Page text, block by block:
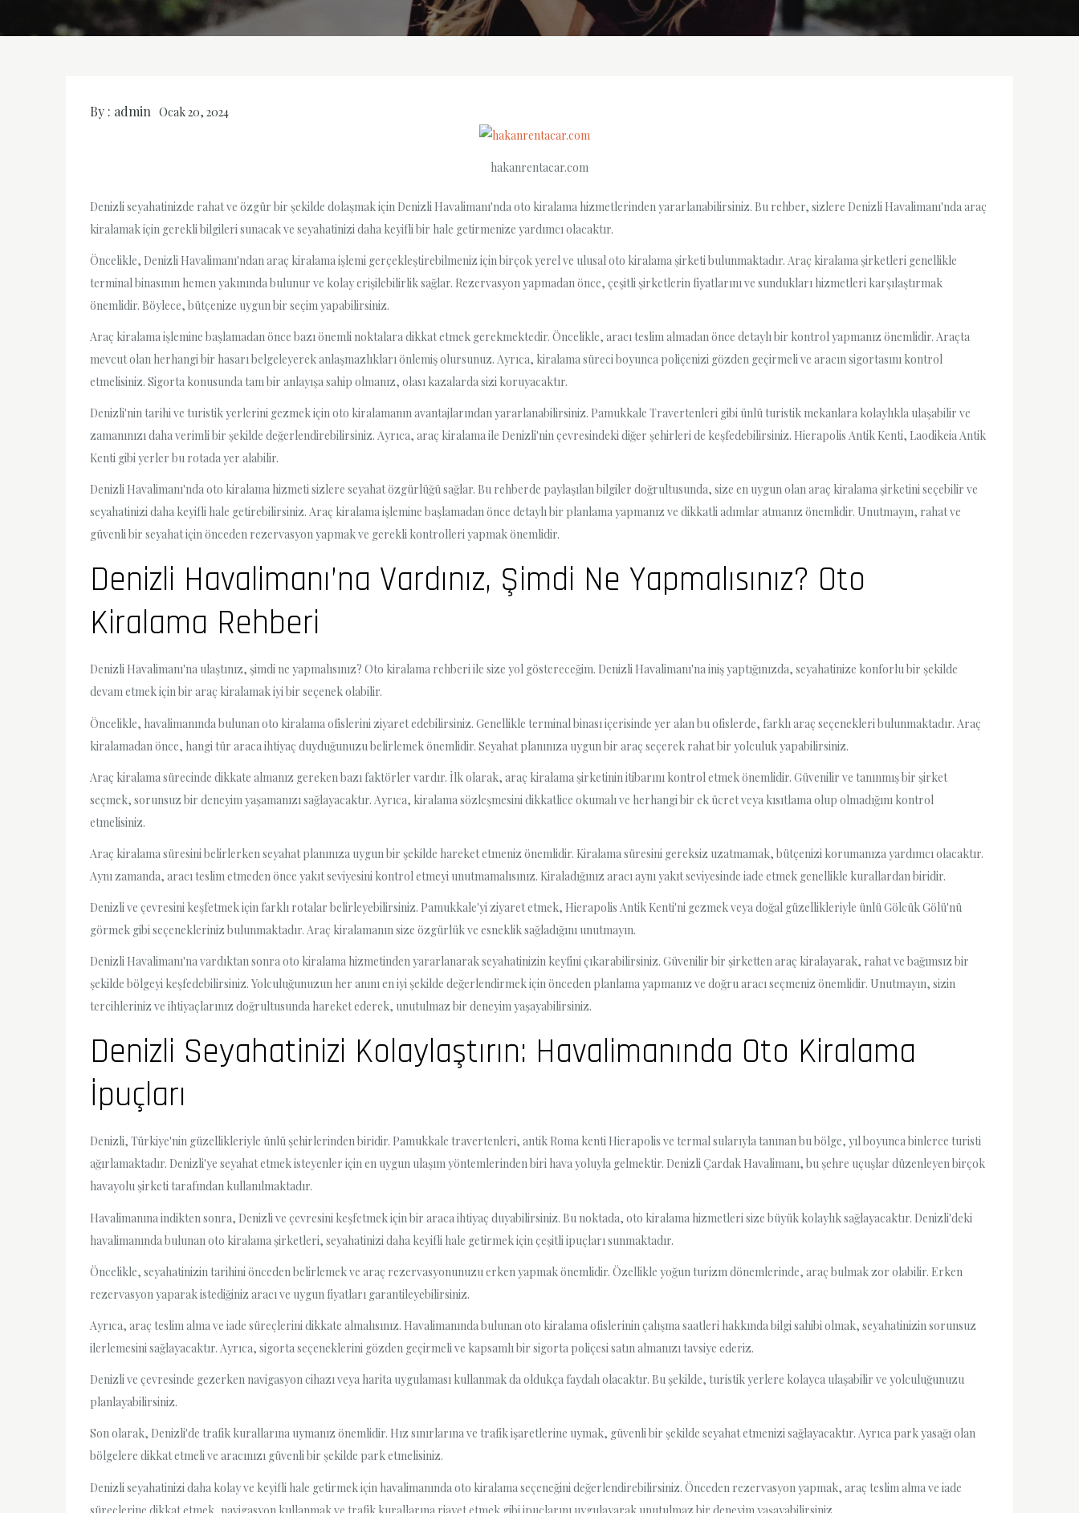
By : admin Ocak 20, 2024
hakanrentacar.com
Denizli seyahatinizde rahat ve özgür bir şekilde dolaşmak için Denizli Havalimanı'nda oto kiralama hizmetlerinden yararlanabilirsiniz. Bu rehber, sizlere Denizli Havalimanı'nda araç
kiralamak için gerekli bilgileri sunacak ve seyahatinizi daha keyifli bir hale getirmenize yardımcı olacaktır.
Öncelikle, Denizli Havalimanı'ndan araç kiralama işlemi gerçekleştirebilmeniz için birçok yerel ve ulusal oto kiralama şirketi bulunmaktadır. Araç kiralama şirketleri genellikle
terminal binasının hemen yakınında bulunur ve kolay erişilebilirlik sağlar. Rezervasyon yapmadan önce, çeşitli şirketlerin fiyatlarını ve sundukları hizmetleri karşılaştırmak
önemlidir. Böylece, bütçenize uygun bir seçim yapabilirsiniz.
Araç kiralama işlemine başlamadan önce bazı önemli noktalara dikkat etmek gerekmektedir. Öncelikle, aracı teslim almadan önce detaylı bir kontrol yapmanız önemlidir. Araçta
mevcut olan herhangi bir hasarı belgeleyerek anlaşmazlıkları önlemiş olursunuz. Ayrıca, kiralama süreci boyunca poliçenizi gözden geçirmeli ve aracın sigortasını kontrol
etmelisiniz. Sigorta konusunda tam bir anlayışa sahip olmanız, olası kazalarda sizi koruyacaktır.
Denizli'nin tarihi ve turistik yerlerini gezmek için oto kiralamanın avantajlarından yararlanabilirsiniz. Pamukkale Travertenleri gibi ünlü turistik mekanlara kolaylıkla ulaşabilir ve
zamanınızı daha verimli bir şekilde değerlendirebilirsiniz. Ayrıca, araç kiralama ile Denizli'nin çevresindeki diğer şehirleri de keşfedebilirsiniz. Hierapolis Antik Kenti, Laodikeia Antik
Kenti gibi yerler bu rotada yer alabilir.
Denizli Havalimanı'nda oto kiralama hizmeti sizlere seyahat özgürlüğü sağlar. Bu rehberde paylaşılan bilgiler doğrultusunda, size en uygun olan araç kiralama şirketini seçebilir ve
seyahatinizi daha keyifli hale getirebilirsiniz. Araç kiralama işlemine başlamadan önce detaylı bir planlama yapmanız ve dikkatli adımlar atmanız önemlidir. Unutmayın, rahat ve
güvenli bir seyahat için önceden rezervasyon yapmak ve gerekli kontrolleri yapmak önemlidir.
Denizli Havalimanı’na Vardınız, Şimdi Ne Yapmalısınız? Oto
Kiralama Rehberi
Denizli Havalimanı'na ulaştınız, şimdi ne yapmalısınız? Oto kiralama rehberi ile size yol göstereceğim. Denizli Havalimanı'na iniş yaptığınızda, seyahatinize konforlu bir şekilde
devam etmek için bir araç kiralamak iyi bir seçenek olabilir.
Öncelikle, havalimanında bulunan oto kiralama ofislerini ziyaret edebilirsiniz. Genellikle terminal binası içerisinde yer alan bu ofislerde, farklı araç seçenekleri bulunmaktadır. Araç
kiralamadan önce, hangi tür araca ihtiyaç duyduğunuzu belirlemek önemlidir. Seyahat planınıza uygun bir araç seçerek rahat bir yolculuk yapabilirsiniz.
Araç kiralama sürecinde dikkate almanız gereken bazı faktörler vardır. İlk olarak, araç kiralama şirketinin itibarını kontrol etmek önemlidir. Güvenilir ve tanınmış bir şirket
seçmek, sorunsuz bir deneyim yaşamanızı sağlayacaktır. Ayrıca, kiralama sözleşmesini dikkatlice okumalı ve herhangi bir ek ücret veya kısıtlama olup olmadığını kontrol
etmelisiniz.
Araç kiralama süresini belirlerken seyahat planınıza uygun bir şekilde hareket etmeniz önemlidir. Kiralama süresini gereksiz uzatmamak, bütçenizi korumanıza yardımcı olacaktır.
Aynı zamanda, aracı teslim etmeden önce yakıt seviyesini kontrol etmeyi unutmamalısınız. Kiraladığınız aracı aynı yakıt seviyesinde iade etmek genellikle kurallardan biridir.
Denizli ve çevresini keşfetmek için farklı rotalar belirleyebilirsiniz. Pamukkale'yi ziyaret etmek, Hierapolis Antik Kenti'ni gezmek veya doğal güzellikleriyle ünlü Gölcük Gölü'nü
görmek gibi seçenekleriniz bulunmaktadır. Araç kiralamanın size özgürlük ve esneklik sağladığını unutmayın.
Denizli Havalimanı'na vardıktan sonra oto kiralama hizmetinden yararlanarak seyahatinizin keyfini çıkarabilirsiniz. Güvenilir bir şirketten araç kiralayarak, rahat ve bağımsız bir
şekilde bölgeyi keşfedebilirsiniz. Yolculuğunuzun her anını en iyi şekilde değerlendirmek için önceden planlama yapmanız ve doğru aracı seçmeniz önemlidir. Unutmayın, sizin
tercihleriniz ve ihtiyaçlarınız doğrultusunda hareket ederek, unutulmaz bir deneyim yaşayabilirsiniz.
Denizli Seyahatinizi Kolaylaştırın: Havalimanında Oto Kiralama
İpuçları
Denizli, Türkiye'nin güzellikleriyle ünlü şehirlerinden biridir. Pamukkale travertenleri, antik Roma kenti Hierapolis ve termal sularıyla tanınan bu bölge, yıl boyunca binlerce turisti
ağırlamaktadır. Denizli'ye seyahat etmek isteyenler için en uygun ulaşım yöntemlerinden biri hava yoluyla gelmektir. Denizli Çardak Havalimanı, bu şehre uçuşlar düzenleyen birçok
havayolu şirketi tarafından kullanılmaktadır.
Havalimanına indikten sonra, Denizli ve çevresini keşfetmek için bir araca ihtiyaç duyabilirsiniz. Bu noktada, oto kiralama hizmetleri size büyük kolaylık sağlayacaktır. Denizli'deki
havalimanında bulunan oto kiralama şirketleri, seyahatinizi daha keyifli hale getirmek için çeşitli ipuçları sunmaktadır.
Öncelikle, seyahatinizin tarihini önceden belirlemek ve araç rezervasyonunuzu erken yapmak önemlidir. Özellikle yoğun turizm dönemlerinde, araç bulmak zor olabilir. Erken
rezervasyon yaparak istediğiniz aracı ve uygun fiyatları garantileyebilirsiniz.
Ayrıca, araç teslim alma ve iade süreçlerini dikkate almalısınız. Havalimanında bulunan oto kiralama ofislerinin çalışma saatleri hakkında bilgi sahibi olmak, seyahatinizin sorunsuz
ilerlemesini sağlayacaktır. Ayrıca, sigorta seçeneklerini gözden geçirmeli ve kapsamlı bir sigorta poliçesi satın almanızı tavsiye ederiz.
Denizli ve çevresinde gezerken navigasyon cihazı veya harita uygulaması kullanmak da oldukça faydalı olacaktır. Bu şekilde, turistik yerlere kolayca ulaşabilir ve yolculuğunuzu
planlayabilirsiniz.
Son olarak, Denizli'de trafik kurallarına uymanız önemlidir. Hız sınırlarına ve trafik işaretlerine uymak, güvenli bir şekilde seyahat etmenizi sağlayacaktır. Ayrıca park yasağı olan
bölgelere dikkat etmeli ve aracınızı güvenli bir şekilde park etmelisiniz.
Denizli seyahatinizi daha kolay ve keyifli hale getirmek için havalimanında oto kiralama seçeneğini değerlendirebilirsiniz. Önceden rezervasyon yapmak, araç teslim alma ve iade
süreçlerine dikkat etmek, navigasyon kullanmak ve trafik kurallarına riayet etmek gibi ipuçlarını uygulayarak unutulmaz bir deneyim yaşayabilirsiniz.